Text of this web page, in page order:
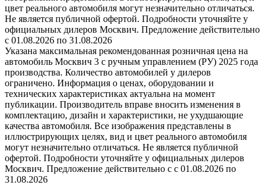
цвет реального автомобиля могут незначительно отличаться.
Не является публичной офертой. Подробности уточняйте у
официальных дилеров Москвич. Предложение действительно
с 01.08.2026 по 31.08.2026
Указана максимальная рекомендованная розничная цена на
автомобиль Москвич 3 с ручным управлением (РУ) 2025 года
производства. Количество автомобилей у дилеров
ограничено. Информация о ценах, оборудовании и
технических характеристиках актуальна на момент
публикации. Производитель вправе вносить изменения в
комплектацию, дизайн и характеристики, не ухудшающие
качества автомобиля. Все изображения представлены в
иллюстрирующих целях, вид и цвет реального автомобиля
могут незначительно отличаться. Не является публичной
офертой. Подробности уточняйте у официальных дилеров
Москвич. Предложение действительно с с 01.08.2026 по
31.08.2026